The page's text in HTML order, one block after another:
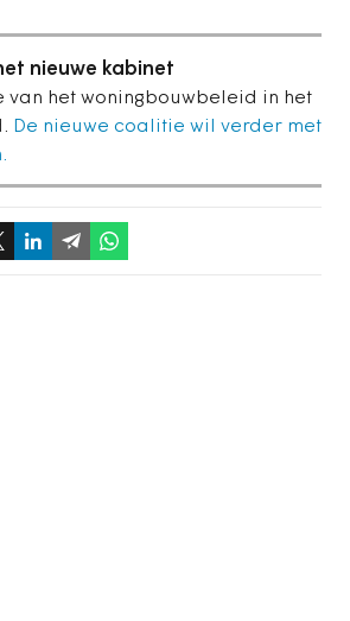
nieuwe kabinet
van het woningbouwbeleid in het
De nieuwe coalitie wil verder met